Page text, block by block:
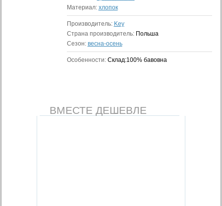
Материал: хлопок
Производитель: Key
Страна производитель: Польша
Сезон: весна-осень
Особенности: Склад:100% бавовна
ВМЕСТЕ ДЕШЕВЛЕ